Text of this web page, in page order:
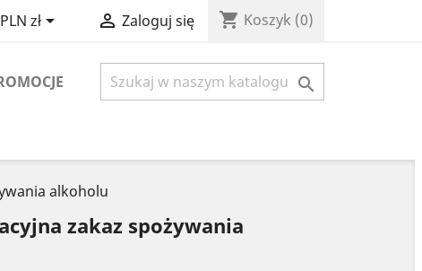
PLN zł  Zaloguj się shopping_cart Koszyk (0)

alkoholu
zakaz spożywania